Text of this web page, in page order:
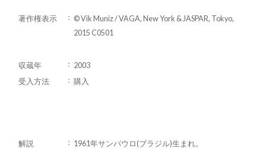
著作権表示
© Vik Muniz / VAGA, New York & JASPAR, Tokyo,
2015 C0501
収蔵年
2003
受入方法
購入
解説 1961年サンパウロ(ブラジル)生まれ。